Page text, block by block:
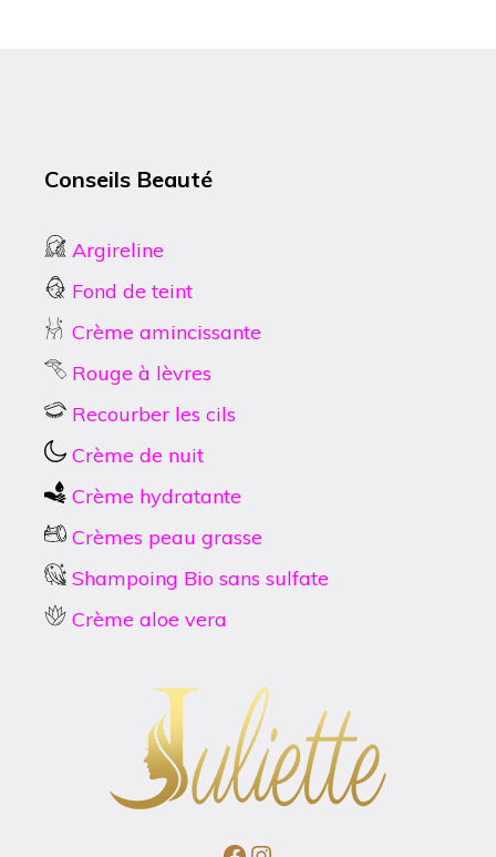
Conseils Beauté
Argireline
Fond de teint
Crème amincissante
Rouge à lèvres
Recourber les cils
Crème de nuit
Crème hydratante
Crèmes peau grasse
Shampoing Bio sans sulfate
Crème aloe vera